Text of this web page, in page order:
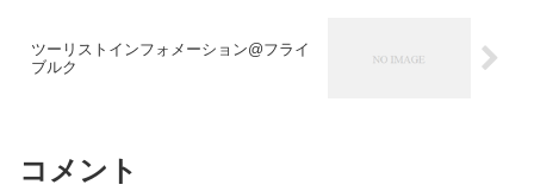
ツーリストインフォメーション@フライ
ブルク
コメント